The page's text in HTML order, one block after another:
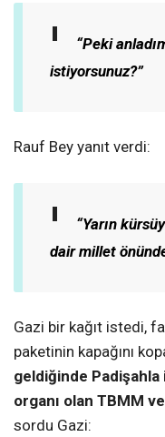
“Peki
istiyorsunuz?”
Rauf Bey yanıt verdi:
“Yarın
dair millet
Gazi bir kağıt istedi,
paketinin kapağını
geldiğinde
organı olan TBMM
sordu Gazi: